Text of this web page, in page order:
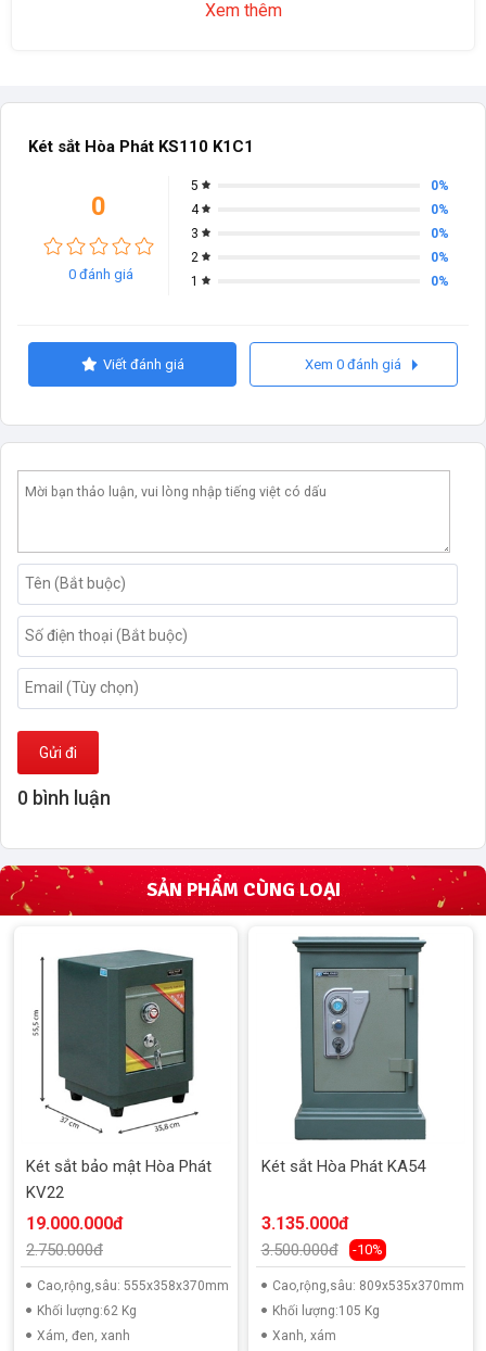
Xem thêm
Két sắt Hòa Phát KS110 K1C1
0
0 đánh giá
5
0%
4
0%
3
0%
2
0%
1
0%
Viết đánh giá Xem 0 đánh giá
Gửi đi
0 bình luận
SẢN PHẨM CÙNG LOẠI
Két sắt bảo mật Hòa Phát
KV22
19.000.000đ
2.750.000đ
Cao,rộng,sâu: 555x358x370mm
Khối lượng:62 Kg
Xám, đen, xanh
Két sắt Hòa Phát KA54
3.135.000đ
3.500.000đ -10%
Cao,rộng,sâu: 809x535x370mm
Khối lượng:105 Kg
Xanh, xám